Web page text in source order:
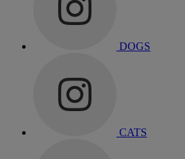
DOGS
CATS